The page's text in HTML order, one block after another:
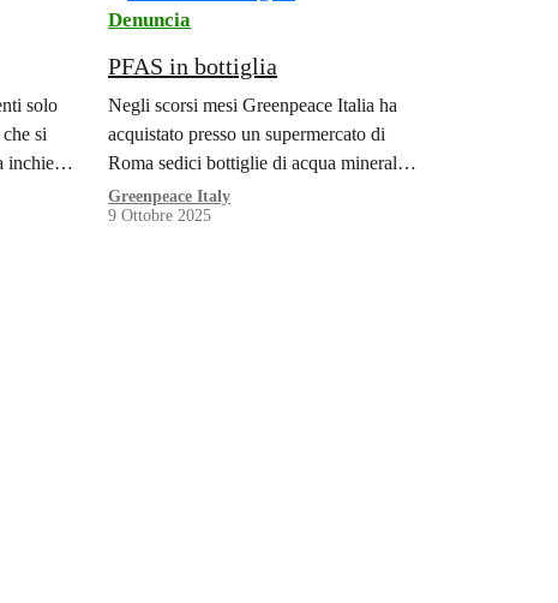
solo
si
inchiesta
Denuncia
PFAS in bottiglia
Negli scorsi mesi Greenpeace Italia ha
acquistato presso un supermercato di
Roma sedici bottiglie di acqua minerale,
appartenenti agli otto marchi più diffusi
nel nostro Paese (Ferrarelle, Levissima,
Greenpeace Italy
9 Ottobre 2025